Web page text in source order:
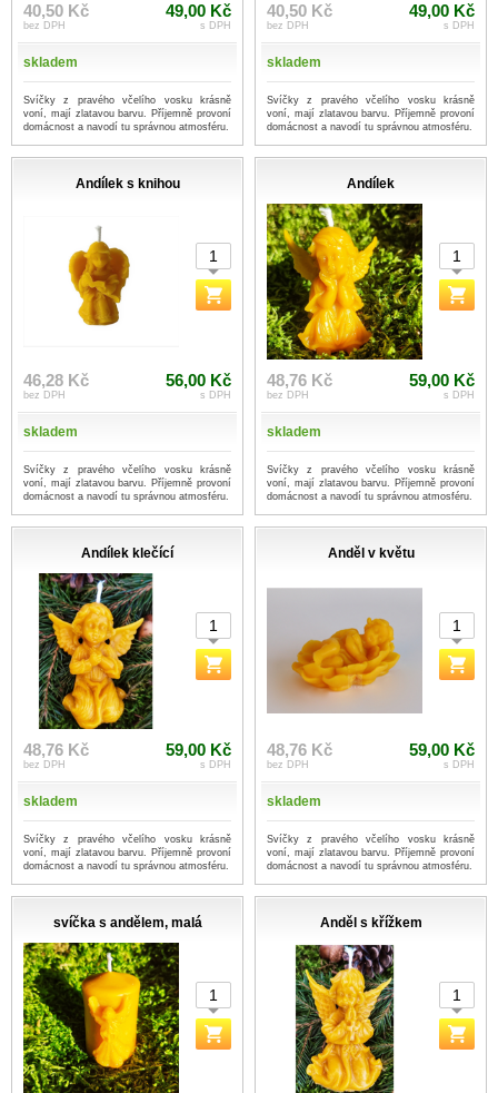
40,50 Kč
bez DPH
49,00 Kč
s DPH
skladem
Svíčky z pravého včelího vosku krásně
voní, mají zlatavou barvu. Příjemně provoní
domácnost a navodí tu správnou atmosféru.
40,50 Kč
bez DPH
49,00 Kč
s DPH
skladem
Svíčky z pravého včelího vosku krásně
voní, mají zlatavou barvu. Příjemně provoní
domácnost a navodí tu správnou atmosféru.
Andílek s knihou
46,28 Kč
bez DPH
56,00 Kč
s DPH
skladem
Svíčky z pravého včelího vosku krásně
voní, mají zlatavou barvu. Příjemně provoní
domácnost a navodí tu správnou atmosféru.
Andílek
48,76 Kč
bez DPH
59,00 Kč
s DPH
skladem
Svíčky z pravého včelího vosku krásně
voní, mají zlatavou barvu. Příjemně provoní
domácnost a navodí tu správnou atmosféru.
Andílek klečící
48,76 Kč
bez DPH
59,00 Kč
s DPH
skladem
Svíčky z pravého včelího vosku krásně
voní, mají zlatavou barvu. Příjemně provoní
domácnost a navodí tu správnou atmosféru.
Anděl v květu
48,76 Kč
bez DPH
59,00 Kč
s DPH
skladem
Svíčky z pravého včelího vosku krásně
voní, mají zlatavou barvu. Příjemně provoní
domácnost a navodí tu správnou atmosféru.
svíčka s andělem, malá Anděl s křížkem